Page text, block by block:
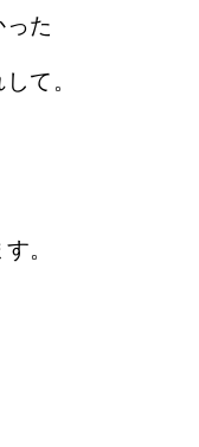
た
て。
。